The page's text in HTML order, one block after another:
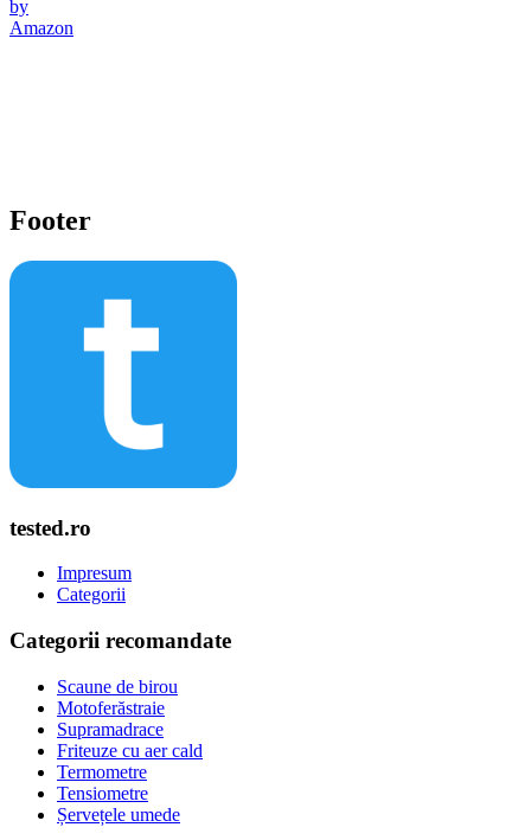
by
Amazon
Footer
tested.ro
Impresum
Categorii
Categorii recomandate
Scaune de birou
Motoferăstraie
Supramadrace
Friteuze cu aer cald
Termometre
Tensiometre
Șervețele umede